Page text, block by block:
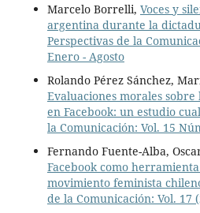
Marcelo Borrelli, Voces y
argentina durante la
Perspectivas de la
Enero - Agosto
Rolando Pérez Sánchez,
Evaluaciones morales sobre
en Facebook: un estudio
la Comunicación: Vol. 15
Fernando Fuente-Alba,
Facebook como
movimiento feminista
de la Comunicación: Vol. 17